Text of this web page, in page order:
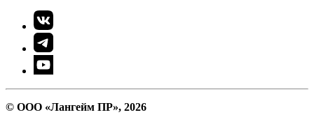
© ООО «Лангейм ПР», 2026